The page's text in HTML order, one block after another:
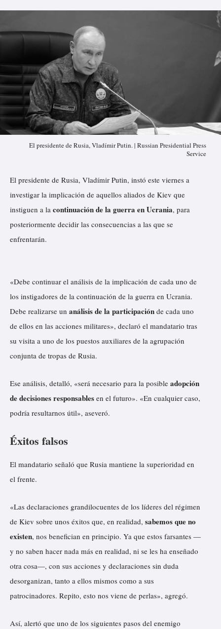
El presidente de Rusia, Vladímir Putin. | Russian Presidential Press
Service
El presidente de Rusia, Vladímir Putin, instó este viernes a
investigar la implicación de aquellos aliados de Kiev que
instiguen a la continuación de la guerra en Ucrania, para
posteriormente decidir las consecuencias a las que se
enfrentarán.
«Debe continuar el análisis de la implicación de cada uno de
los instigadores de la continuación de la guerra en Ucrania.
Debe realizarse un análisis de la participación de cada uno
de ellos en las acciones militares», declaró el mandatario tras
su visita a uno de los puestos auxiliares de la agrupación
conjunta de tropas de Rusia.
Ese análisis, detalló, «será necesario para la posible adopción
de decisiones responsables en el futuro». «En cualquier caso,
podría resultarnos útil», aseveró.
Éxitos falsos
El mandatario señaló que Rusia mantiene la superioridad en
el frente.
«Las declaraciones grandilocuentes de los líderes del régimen
de Kiev sobre unos éxitos que, en realidad, sabemos que no
existen, nos benefician en principio. Ya que estos farsantes —
y no saben hacer nada más en realidad, ni se les ha enseñado
otra cosa—, con sus acciones y declaraciones sin duda
desorganizan, tanto a ellos mismos como a sus
patrocinadores. Repito, esto nos viene de perlas», agregó.
Así, alertó que uno de los siguientes pasos del enemigo